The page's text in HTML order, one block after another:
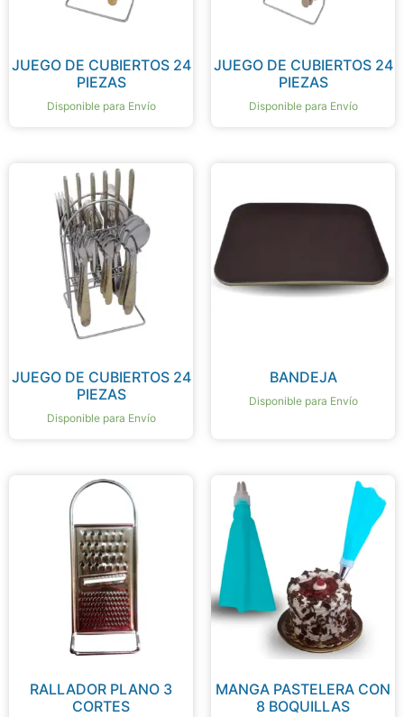
JUEGO DE CUBIERTOS 24
PIEZAS
Disponible para Envío
JUEGO DE CUBIERTOS 24
PIEZAS
Disponible para Envío
JUEGO DE CUBIERTOS 24
PIEZAS
Disponible para Envío
BANDEJA
Disponible para Envío
RALLADOR PLANO 3
CORTES
MANGA PASTELERA CON
8 BOQUILLAS